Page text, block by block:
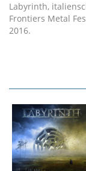
Labyrinth,
Frontiers Metal
2016.